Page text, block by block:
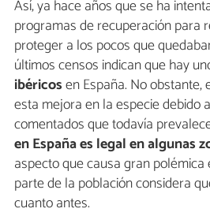
Así, ya hace años que se ha
programas de recuperación para
proteger a los pocos que
últimos censos indican que hay
ibéricosen España. No
esta mejora en la especie debido
comentados que todavía
en España es legal en algunas
aspecto que causa gran
parte de la población considera
cuanto antes.